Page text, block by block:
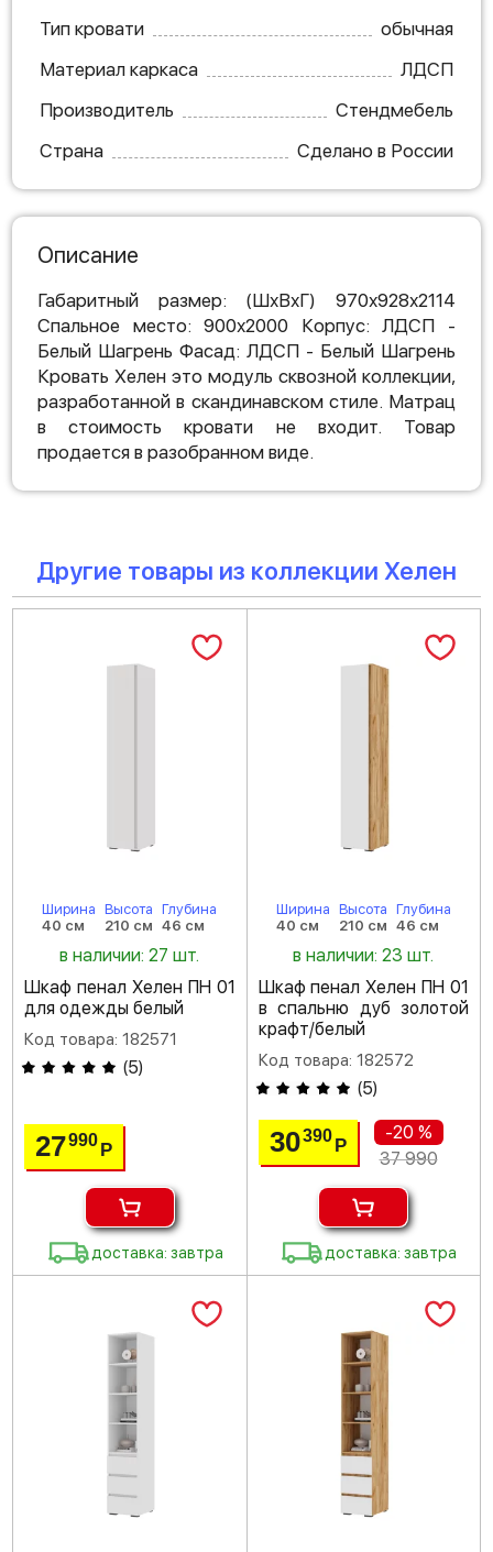
Тип кровати
обычная
Материал каркаса
ЛДСП
Производитель
Стендмебель
Страна
Сделано в России
Описание
Габаритный размер: (ШхВхГ) 970х928х2114
Спальное место: 900х2000 Корпус: ЛДСП -
Белый Шагрень Фасад: ЛДСП - Белый Шагрень
Кровать Хелен это модуль сквозной коллекции,
разработанной в скандинавском стиле. Матрац
в стоимость кровати не входит. Товар
продается в разобранном виде.
Другие товары из коллекции Хелен
Ширина
40 см
Высота
210 см
Глубина
46 см
в наличии: 27 шт.
Шкаф пенал Хелен ПН 01
для одежды белый
Код товара: 182571
(5)
27990Р
доставка: завтра
Ширина
40 см
Высота
210 см
Глубина
46 см
в наличии: 23 шт.
Шкаф пенал Хелен ПН 01
в спальню дуб золотой
крафт/белый
Код товара: 182572
(5)
30390 Р
-20 %
37 990
доставка: завтра